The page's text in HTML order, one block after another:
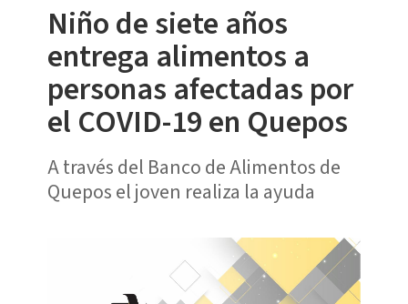
Niño de siete años
entrega alimentos a
personas afectadas por
el COVID-19 en Quepos
A través del Banco de Alimentos de
Quepos el joven realiza la ayuda